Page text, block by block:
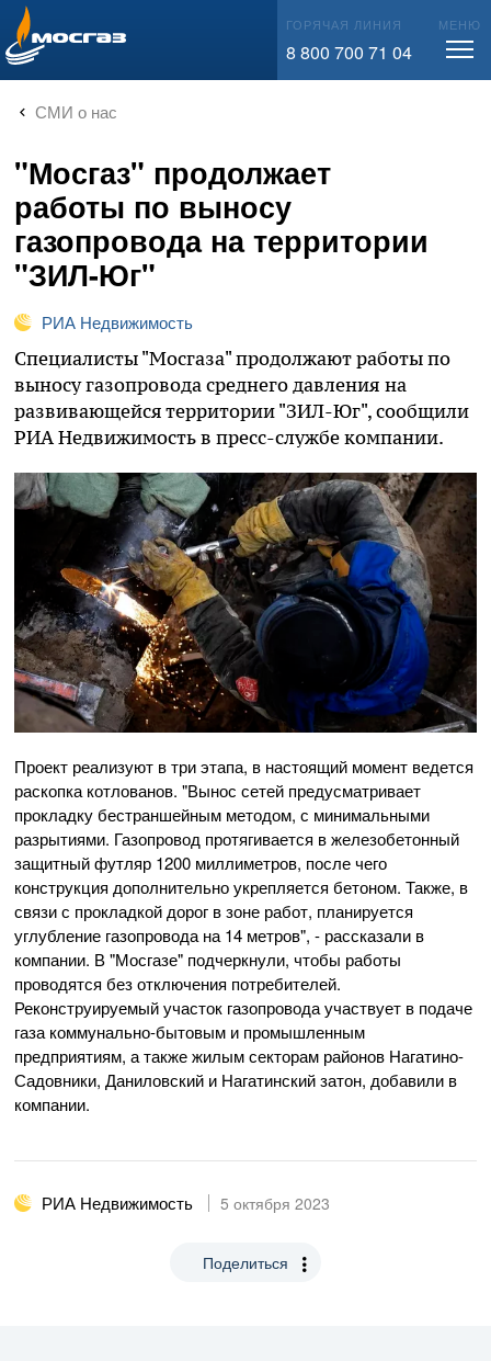
info@mos-gaz.ru ГОРЯЧАЯ ЛИНИЯ
8 800 700 71 04
МЕНЮ
СМИ о нас
"Мосгаз" продолжает
работы по выносу
газопровода на территории
"ЗИЛ-Юг"
РИА Недвижимость
Специалисты "Мосгаза" продолжают работы по
выносу газопровода среднего давления на
развивающейся территории "ЗИЛ-Юг", сообщили
РИА Недвижимость в пресс-службе компании.
Проект реализуют в три этапа, в настоящий момент ведется
раскопка котлованов. "Вынос сетей предусматривает
прокладку бестраншейным методом, с минимальными
разрытиями. Газопровод протягивается в железобетонный
защитный футляр 1200 миллиметров, после чего
конструкция дополнительно укрепляется бетоном. Также, в
связи с прокладкой дорог в зоне работ, планируется
углубление газопровода на 14 метров", - рассказали в
компании. В "Мосгазе" подчеркнули, чтобы работы
проводятся без отключения потребителей.
Реконструируемый участок газопровода участвует в подаче
газа коммунально-бытовым и промышленным
предприятиям, а также жилым секторам районов Нагатино-
Садовники, Даниловский и Нагатинский затон, добавили в
компании.
РИА Недвижимость 5 октября 2023
Поделиться